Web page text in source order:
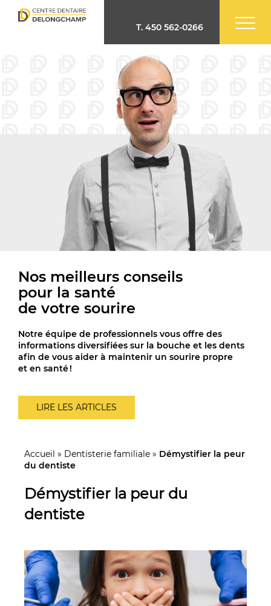
T.450 562-0266
Nos meilleurs conseils
pour la santé
de votre sourire
Notre équipe de professionnels vous offre des
informations diversifiées sur la bouche et les dents
afin de vous aider à maintenir un sourire propre
et en santé !
LIRE LES ARTICLES
Accueil » Dentisterie familiale » Démystifier la peur
du dentiste
Démystifier la peur du
dentiste